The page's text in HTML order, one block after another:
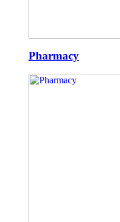
Pharmacy